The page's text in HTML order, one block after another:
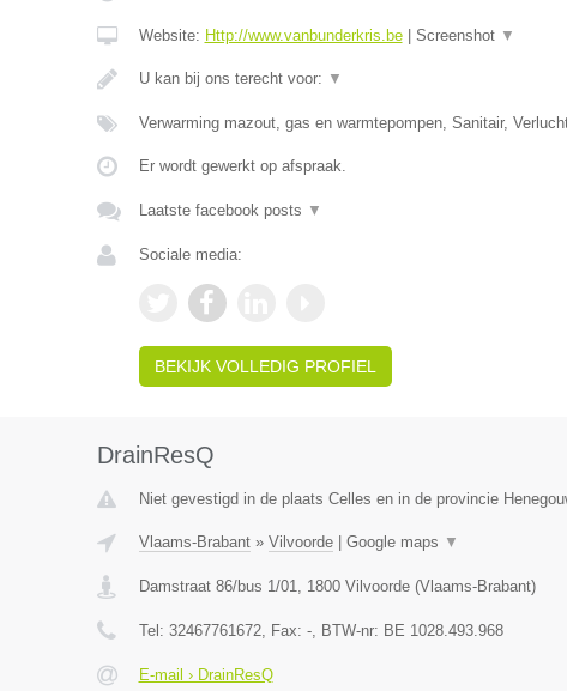
Website: Http://www.vanbunderkris.be| Screenshot ▼
U kan bij ons terecht voor: ▼
Verwarming mazout, gas en warmtepompen, Sanitair,
Er wordt gewerkt op afspraak.
Laatste facebook posts ▼
Sociale media:
BEKIJK VOLLEDIG PROFIEL
DrainResQ
Niet gevestigd in de plaats Celles en in de provincie
Vlaams-Brabant» Vilvoorde| Google maps ▼
Damstraat 86/bus 1/01, 1800 Vilvoorde(Vlaams-Brabant)
Tel: 32467761672, Fax: -, BTW-nr: BE 1028.493.968
E-mail › DrainResQ